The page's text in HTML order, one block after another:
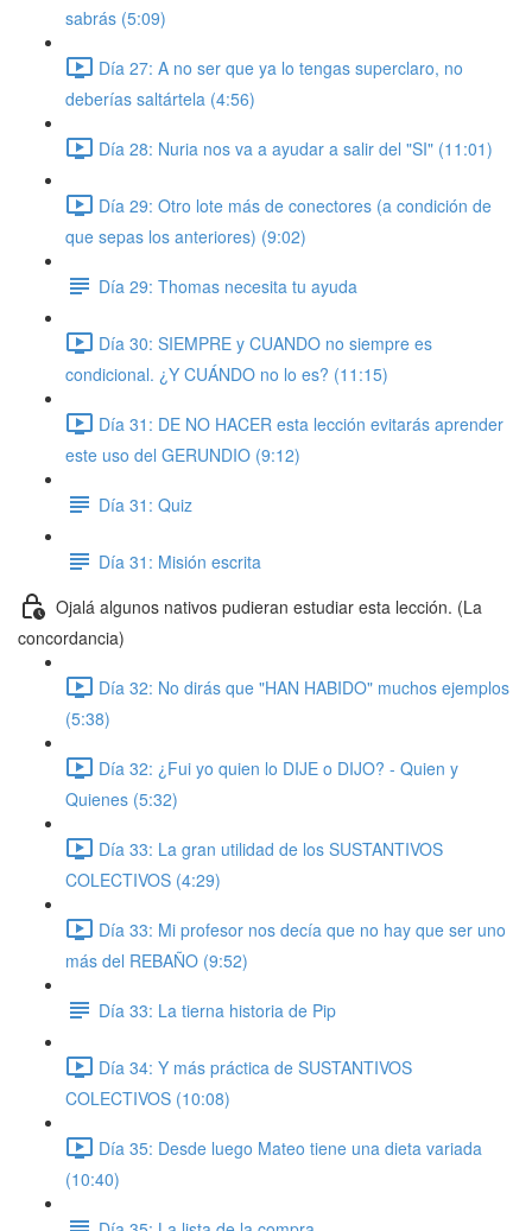
sabrás (5:09)
Día 27: A no ser que ya lo tengas superclaro, no
deberías saltártela (4:56)
Día 28: Nuria nos va a ayudar a salir del "SI" (11:01)
Día 29: Otro lote más de conectores (a condición de
que sepas los anteriores) (9:02)
Día 29: Thomas necesita tu ayuda
Día 30: SIEMPRE y CUANDO no siempre es
condicional. ¿Y CUÁNDO no lo es? (11:15)
Día 31: DE NO HACER esta lección evitarás aprender
este uso del GERUNDIO (9:12)
Día 31: Quiz
Día 31: Misión escrita
Ojalá algunos nativos pudieran estudiar esta lección. (La
concordancia)
Día 32: No dirás que "HAN HABIDO" muchos ejemplos
(5:38)
Día 32: ¿Fui yo quien lo DIJE o DIJO? - Quien y
Quienes (5:32)
Día 33: La gran utilidad de los SUSTANTIVOS
COLECTIVOS (4:29)
Día 33: Mi profesor nos decía que no hay que ser uno
más del REBAÑO (9:52)
Día 33: La tierna historia de Pip
Día 34: Y más práctica de SUSTANTIVOS
COLECTIVOS (10:08)
Día 35: Desde luego Mateo tiene una dieta variada
(10:40)